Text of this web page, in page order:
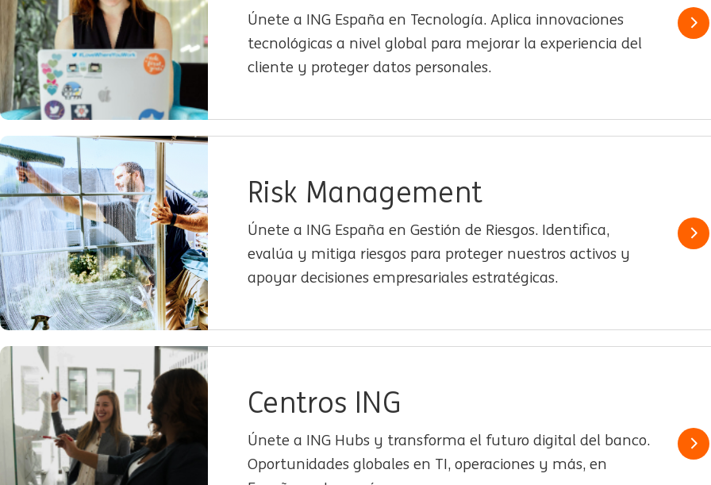
Únete a ING España en Tecnología. Aplica innovaciones
tecnológicas a nivel global para mejorar la experiencia del
cliente y proteger datos personales.
Risk Management
Únete a ING España en Gestión de Riesgos. Identifica,
evalúa y mitiga riesgos para proteger nuestros activos y
apoyar decisiones empresariales estratégicas.
Centros ING
Únete a ING Hubs y transforma el futuro digital del banco.
Oportunidades globales en TI, operaciones y más, en